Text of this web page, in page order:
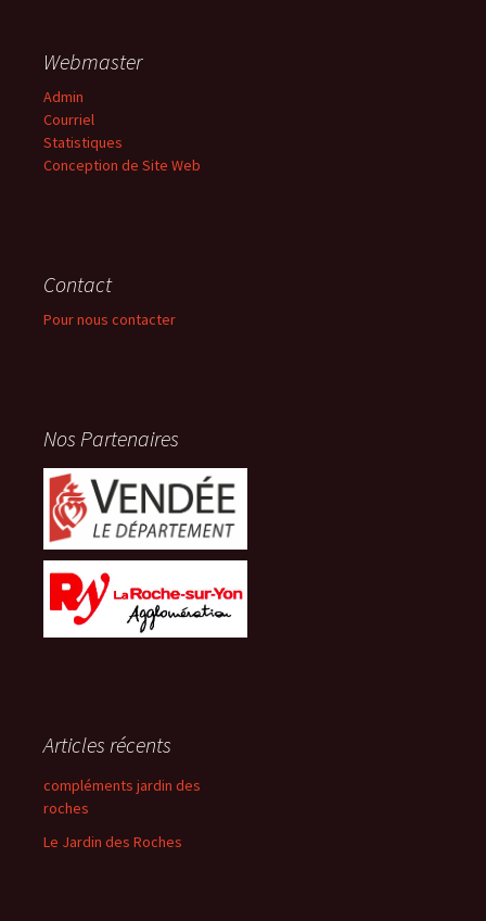
Webmaster
Admin
Courriel
Statistiques
Conception de Site Web
Contact
Pour nous contacter
Nos Partenaires
Articles récents
compléments jardin des
roches
Le Jardin des Roches